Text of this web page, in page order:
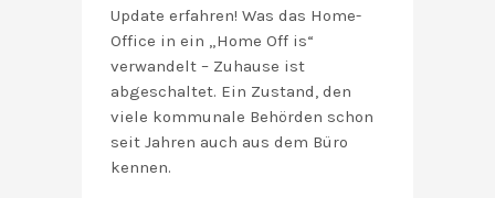
Update erfahren! Was das Home-
Office in ein „Home Off is“
verwandelt – Zuhause ist
abgeschaltet. Ein Zustand, den
viele kommunale Behörden schon
seit Jahren auch aus dem Büro
kennen.